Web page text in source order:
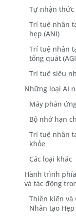
Tự nhận thức
Trí tuệ nhân
hẹp (ANI)
Trí tuệ nhân
tổng quát
Trí tuệ siêu
Những loại AI
Máy phản
Bộ nhớ hạn
Trí tuệ nhân
khỏe
Các loại khác
Hành trình
và tác động
Thiên kiến và
Nhân tạo Hẹp